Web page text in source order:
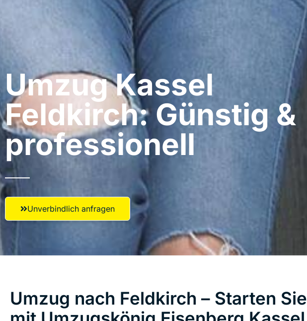
Umzug Kassel​
Feldkirch: Günstig &
professionell​
Unverbindlich anfragen
Umzug nach Feldkirch – Starten Sie